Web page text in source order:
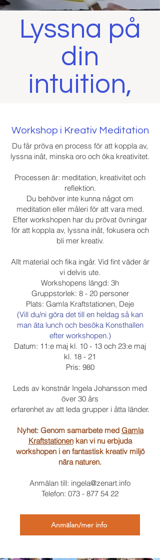
Lyssna på
din
intuition,
Workshop i Kreativ Meditation
Du får pröva en process för att koppla av,
lyssna inåt, minska oro och öka kreativitet.
Processen är: meditation, kreativitet och
reflektion.
Du behöver inte kunna något om
meditation eller måleri för att vara med.
Efter workshopen har du prövat övningar
för att koppla av, lyssna inåt, fokusera och
bli mer kreativ.
Allt material och fika ingår. Vid fint väder är
vi delvis ute.
Workshopens längd: 3h
Gruppstorlek: 8 - 20 personer
Plats: Gamla Kraftstationen, Deje
(Vill du/ni göra det till en heldag så kan
man äta lunch och besöka Konsthallen
efter workshopen.)
Datum: 11:e maj kl. 10 - 13 och 23:e maj
kl. 18 - 21
Pris: 980
Leds av konstnär Ingela Johansson med
över 30 års
erfarenhet av att leda grupper i åtta länder.
Nyhet: Genom samarbete med Gamla
Kraftstationenkan vi nu erbjuda
workshopen i en fantastisk kreativ miljö
nära naturen.
Anmälan till: ingela@zenart.info
Telefon: 073 - 877 54 22
Anmälan/mer info